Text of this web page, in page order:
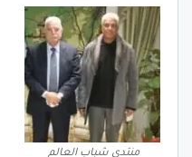
منتدى شباب العالم